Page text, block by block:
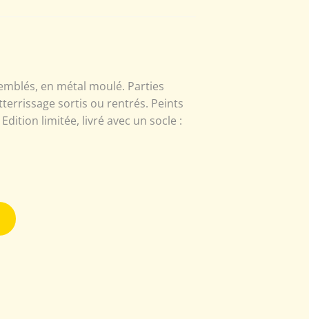
en métal moulé. Parties
sortis ou rentrés. Peints
limitée, livré avec un socle :